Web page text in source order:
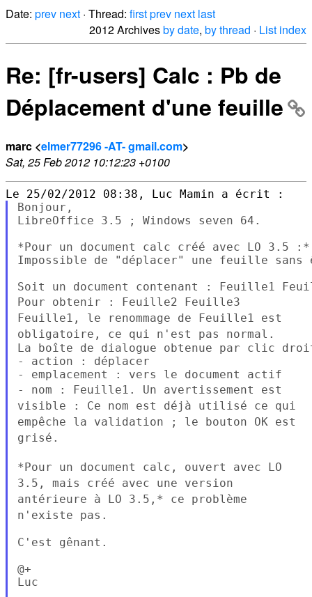
Date: prev next · Thread: firstprev next last
2012 Archivesby date, by thread · List index
Re: [fr-users] Calc : Pb de
Déplacement d'une feuille
marc <elmer77296 -AT- gmail.com>
Sat, 25 Feb 2012 10:12:23 +0100
Bonjour,
LibreOffice 3.5 ; Windows seven 64.
*Pour un document calc créé avec LO 3.5 :*
Impossible de "déplacer" une feuille sans
Pour obtenir : Feuille2 Feuille3
Feuille1, le renommage de Feuille1 est
obligatoire, ce qui n'est pas normal.
La boîte de dialogue obtenue par clic
- action : déplacer
- nom : Feuille1. Un avertissement est
visible : Ce nom est déjà utilisé ce qui
empêche la validation ; le bouton OK est
grisé.
*Pour un document calc, ouvert avec LO
3.5, mais créé avec une version
antérieure à LO 3.5,* ce problème
n'existe pas.
C'est gênant.
@+
Luc